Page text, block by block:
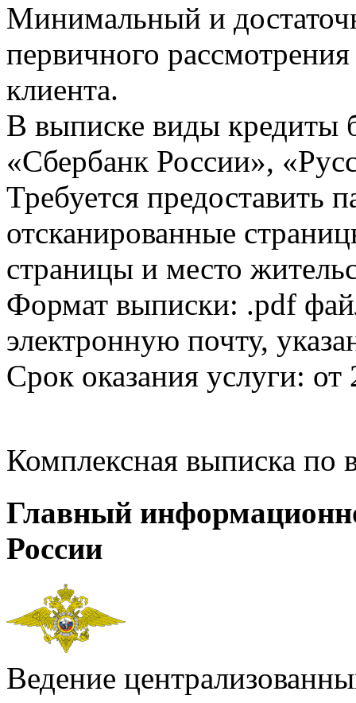
Минимальный и
первичного
клиента.
В выписке виды кредиты
«Сбербанк России»,
Требуется предоставить
отсканированные
страницы и место
Формат выписки: .pdf
электронную почту,
Срок оказания услуги: от
Комплексная выписка
Главный
России
Ведение